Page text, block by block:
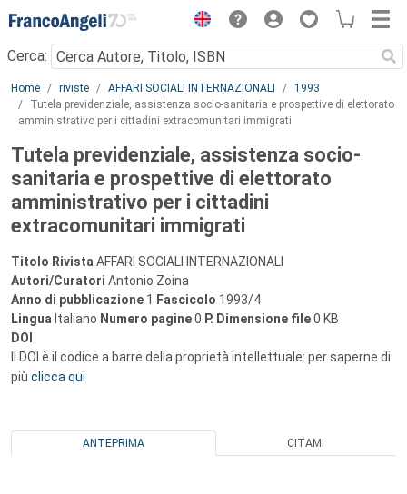
Menu
Cerca:
Main content
Home riviste AFFARI SOCIALI INTERNAZIONALI
1993
Tutela previdenziale, assistenza socio-sanitaria e prospettive di elettorato
amministrativo per i cittadini extracomunitari immigrati
Tutela previdenziale, assistenza socio-
sanitaria e prospettive di elettorato
amministrativo per i cittadini
extracomunitari immigrati
Titolo Rivista AFFARI SOCIALI INTERNAZIONALI
Autori/Curatori Antonio Zoina
Anno di pubblicazione 1 Fascicolo 1993/4
Lingua Italiano Numero pagine0 P. Dimensione file0 KB
DOI
Il DOI è il codice a barre della proprietà intellettuale: per saperne di
più clicca qui
ANTEPRIMA CITAMI